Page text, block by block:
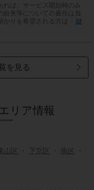
れば、サービス開始時のみ
紛失等についての責任は負
りを希望される方は「
鍵
を見る
リア情報
山区 ・ 下京区 ・ 南区
・